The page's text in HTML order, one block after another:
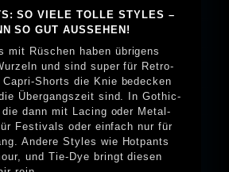
SO VIELE TOLLE STYLES –
SO GUT AUSSEHEN!
mit Rüschen haben übrigens
und sind super für Retro-
Capri-Shorts die Knie bedecken
Übergangszeit sind. In Gothic-
dann mit Lacing oder Metal-
Festivals oder einfach nur für
Andere Styles wie Hotpants
und Tie-Dye bringt diesen